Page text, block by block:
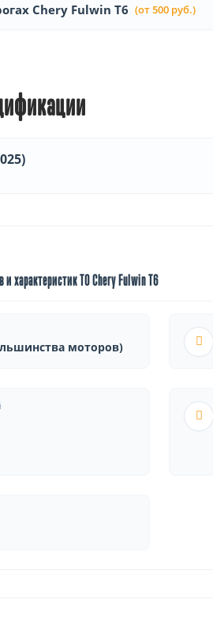
Chery Fulwin T6 (от 500 руб.)
и характеристик ТО Chery Fulwin T6
моторов)